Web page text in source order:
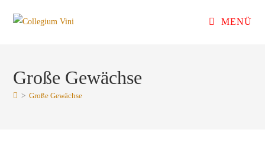
Inhalt
MENÜ
Große Gewächse
> Große Gewächse